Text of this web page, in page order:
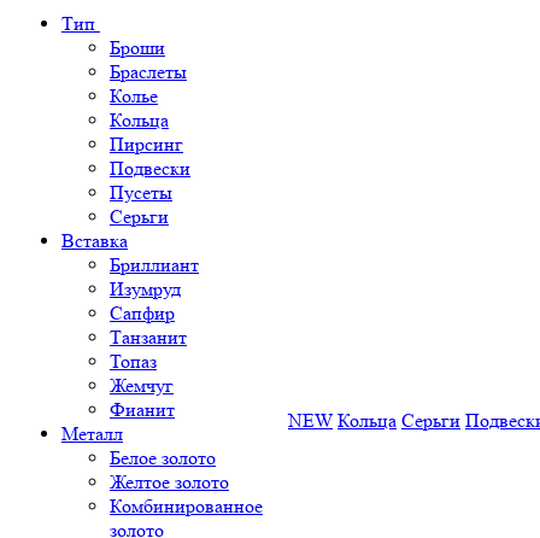
Тип
Броши
Браслеты
Колье
Кольца
Пирсинг
Подвески
Пусеты
Серьги
Вставка
Бриллиант
Изумруд
Сапфир
Танзанит
Топаз
Жемчуг
Фианит
Металл
Белое золото
Желтое золото
Комбинированное
золото
NEW Кольца Серьги